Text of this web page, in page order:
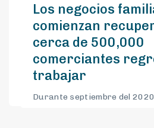
Los negocios
comienzan
cerca de 500,000
comerciantes
trabajar
Durante septiembre del